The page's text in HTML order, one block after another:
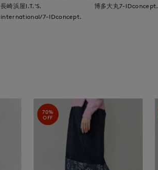
長崎浜屋I.T.'S.
international/7-IDconcept.
博多大丸7-IDconcept.
70%
OFF